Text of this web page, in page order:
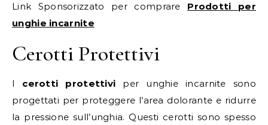
Link Sponsorizzato per comprare Prodotti per
unghie incarnite
Cerotti Protettivi
I cerotti protettivi per unghie incarnite sono
progettati per proteggere l’area dolorante e ridurre
la pressione sull’unghia. Questi cerotti sono spesso